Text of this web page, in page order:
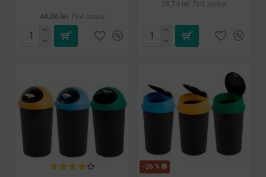
40,06 lei TVA inclus
29,74 lei TVA inclus
-26 %